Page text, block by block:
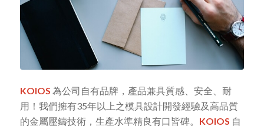
KOIOS 為公司自有品牌，產品兼具質感、安全、耐
用！我們擁有35年以上之模具設計開發經驗及高品質
的金屬壓鑄技術，生產水準精良有口皆碑。 KOIOS 自